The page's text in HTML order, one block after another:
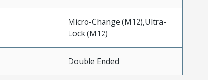
Micro-Change (M12),Ultra-
Lock (M12)
Double Ended